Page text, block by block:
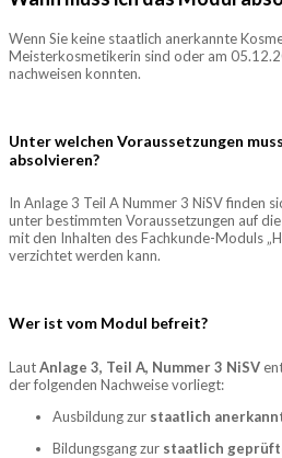
Wenn Sie keine staatlich anerkannte
Meisterkosmetikerin sind oder am
nachweisen konnten.
Unter welchen Voraussetzungen
absolvieren?
In Anlage 3 Teil A Nummer 3 NiSV finden
unter bestimmten Voraussetzungen auf
mit den Inhalten des Fachkunde-Moduls
verzichtet werden kann.
Wer ist vom Modul befreit?
LautAnlage 3, Teil A, Nummer 3 NiSV
der folgenden Nachweise vorliegt:
Ausbildung zur staatlich
Bildungsgang zur staatlich